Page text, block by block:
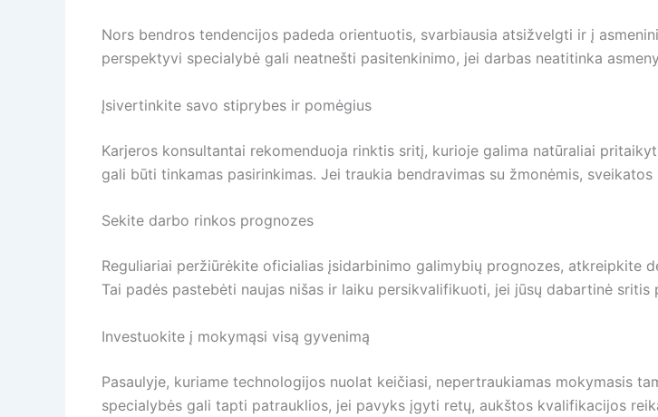
Nors bendros tendencijos padeda orientuotis, svarbiausia atsižvelgti ir į
perspektyvi specialybė gali neatnešti pasitenkinimo, jei darbas neatitinka
Įsivertinkite savo stiprybes ir pomėgius
Karjeros konsultantai rekomenduoja rinktis sritį, kurioje galima natūraliai
gali būti tinkamas pasirinkimas. Jei traukia bendravimas su žmonėmis,
Sekite darbo rinkos prognozes
Reguliariai peržiūrėkite oficialias įsidarbinimo galimybių prognozes, atkreipkite
Tai padės pastebėti naujas nišas ir laiku persikvalifikuoti, jei jūsų dabartinė sritis
Investuokite į mokymąsi visą gyvenimą
Pasaulyje, kuriame technologijos nuolat keičiasi, nepertraukiamas mokymasis
specialybės gali tapti patrauklios, jei pavyks įgyti retų, aukštos kvalifikacijos